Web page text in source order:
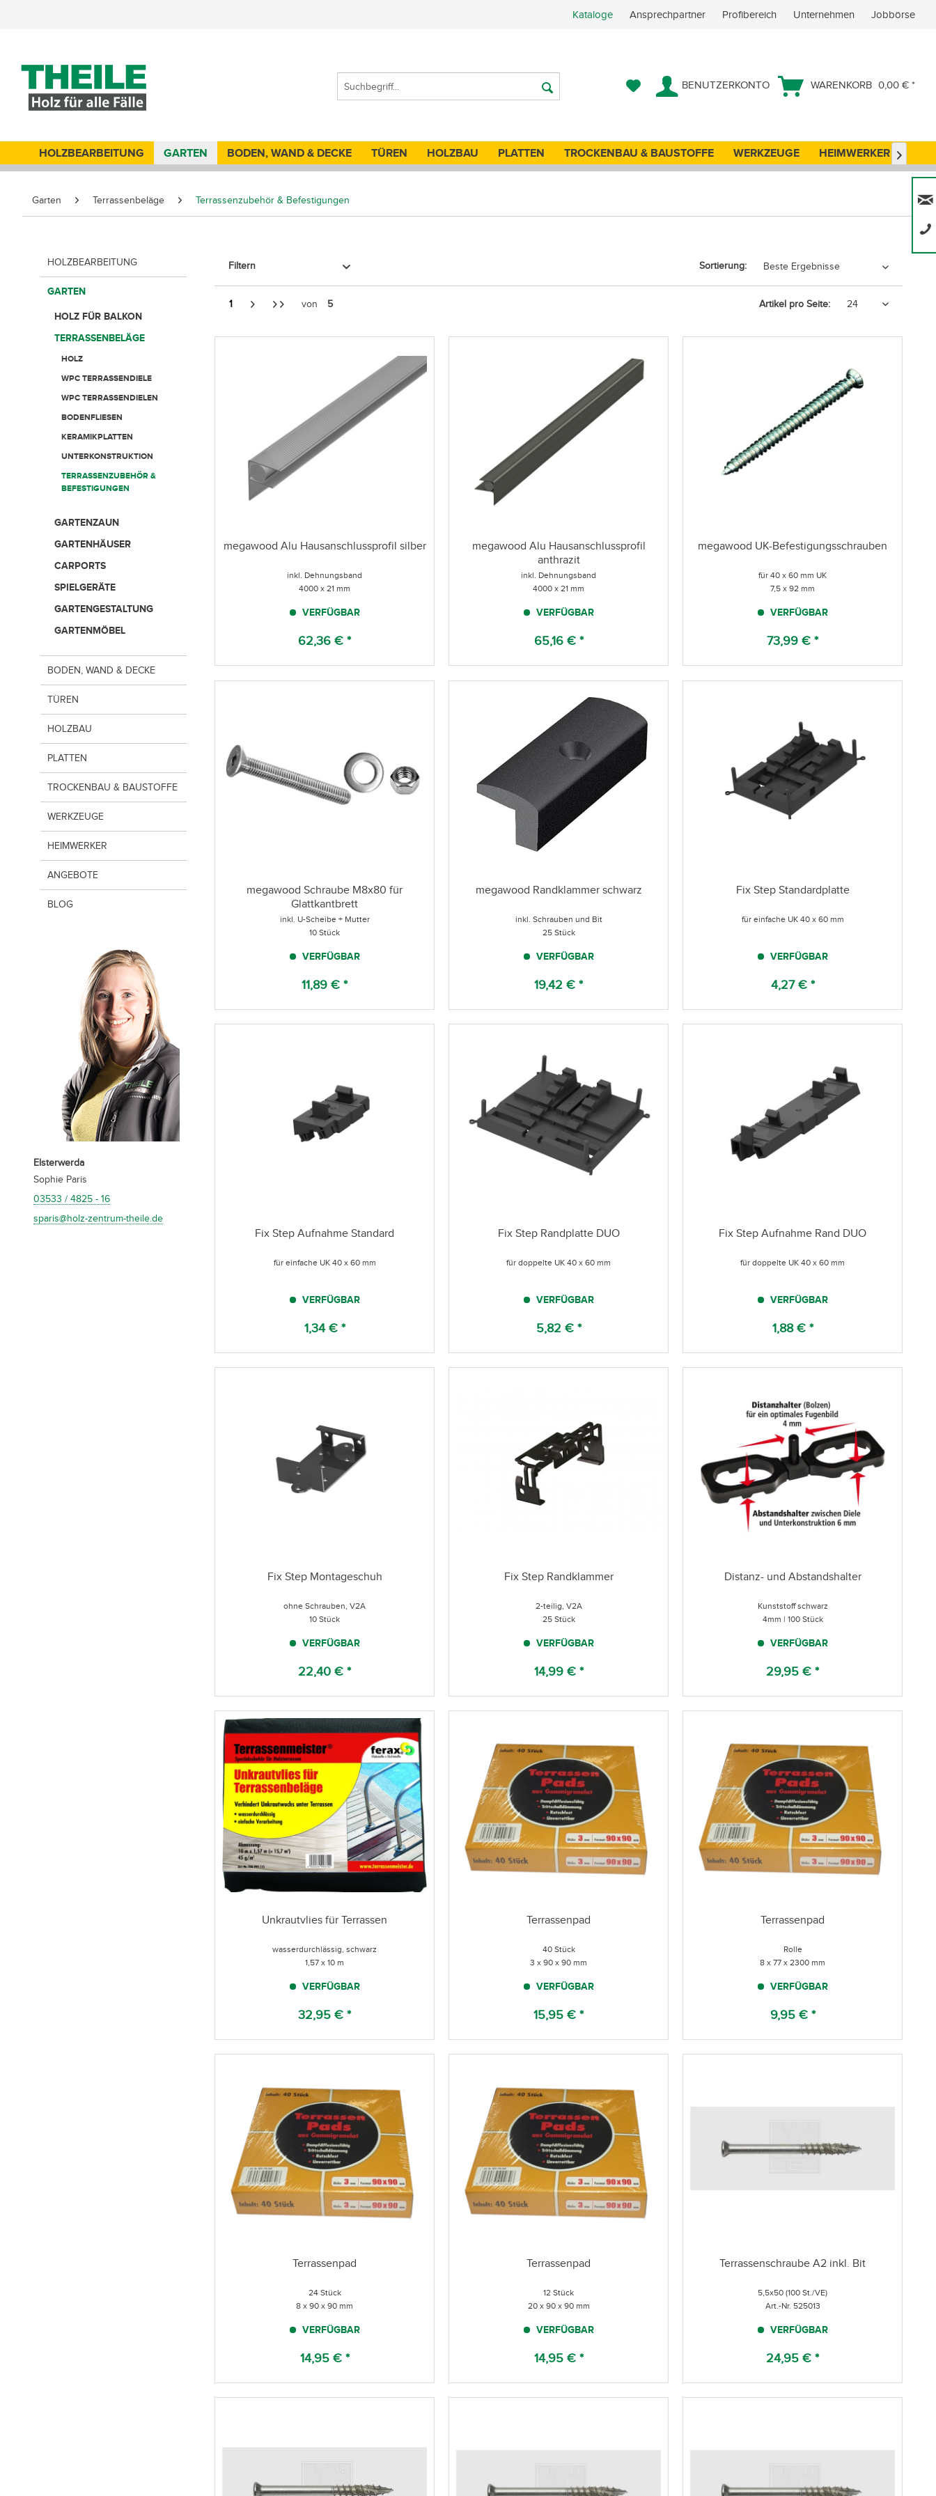
Kataloge Ansprechpartner Profibereich Unternehmen Jobbörse
BENUTZERKONTO WARENKORB 0,00 € *
HOLZBEARBEITUNG GARTEN BODEN, WAND & DECKE TÜREN HOLZBAU PLATTEN TROCKENBAU & BAUSTOFFE WERKZEUGE HEIMWERKER 
Garten Terrassenbeläge Terrassenzubehör & Befestigungen
HOLZBEARBEITUNG
GARTEN
HOLZ FÜR BALKON
TERRASSENBELÄGE
HOLZ
WPC TERRASSENDIELE
WPC TERRASSENDIELEN
BODENFLIESEN
KERAMIKPLATTEN
UNTERKONSTRUKTION
TERRASSENZUBEHÖR &
BEFESTIGUNGEN
GARTENZAUN
GARTENHÄUSER
CARPORTS
SPIELGERÄTE
GARTENGESTALTUNG
GARTENMÖBEL
BODEN, WAND & DECKE
TÜREN
HOLZBAU
PLATTEN
TROCKENBAU & BAUSTOFFE
WERKZEUGE
HEIMWERKER
ANGEBOTE
BLOG
Elsterwerda
Sophie Paris
03533 / 4825 - 16
sparis@holz-zentrum-theile.de
Filtern Sortierung:
1 von 5 Artikel pro Seite:
megawood Alu Hausanschlussprofil silber
inkl. Dehnungsband
4000 x 21 mm
VERFÜGBAR
62,36 € *
megawood Alu Hausanschlussprofil
anthrazit
inkl. Dehnungsband
4000 x 21 mm
VERFÜGBAR
65,16 € *
megawood UK-Befestigungsschrauben
für 40 x 60 mm UK
7,5 x 92 mm
VERFÜGBAR
73,99 € *
megawood Schraube M8x80 für
Glattkantbrett
inkl. U-Scheibe + Mutter
10 Stück
VERFÜGBAR
11,89 € *
megawood Randklammer schwarz
inkl. Schrauben und Bit
25 Stück
VERFÜGBAR
19,42 € *
Fix Step Standardplatte
für einfache UK 40 x 60 mm
VERFÜGBAR
4,27 € *
Fix Step Aufnahme Standard
für einfache UK 40 x 60 mm
VERFÜGBAR
1,34 € *
Fix Step Randplatte DUO
für doppelte UK 40 x 60 mm
VERFÜGBAR
5,82 € *
Fix Step Aufnahme Rand DUO
für doppelte UK 40 x 60 mm
VERFÜGBAR
1,88 € *
Fix Step Montageschuh
ohne Schrauben, V2A
10 Stück
VERFÜGBAR
22,40 € *
Fix Step Randklammer
2-teilig, V2A
25 Stück
VERFÜGBAR
14,99 € *
Distanz- und Abstandshalter
Kunststoff schwarz
4mm | 100 Stück
VERFÜGBAR
29,95 € *
Unkrautvlies für Terrassen
wasserdurchlässig, schwarz
1,57 x 10 m
VERFÜGBAR
32,95 € *
Terrassenpad
40 Stück
3 x 90 x 90 mm
VERFÜGBAR
15,95 € *
Terrassenpad
Rolle
8 x 77 x 2300 mm
VERFÜGBAR
9,95 € *
Terrassenpad
24 Stück
8 x 90 x 90 mm
VERFÜGBAR
14,95 € *
Terrassenpad
12 Stück
20 x 90 x 90 mm
VERFÜGBAR
14,95 € *
Terrassenschraube A2 inkl. Bit
5,5x50 (100 St./VE)
Art.-Nr. 525013
VERFÜGBAR
24,95 € *